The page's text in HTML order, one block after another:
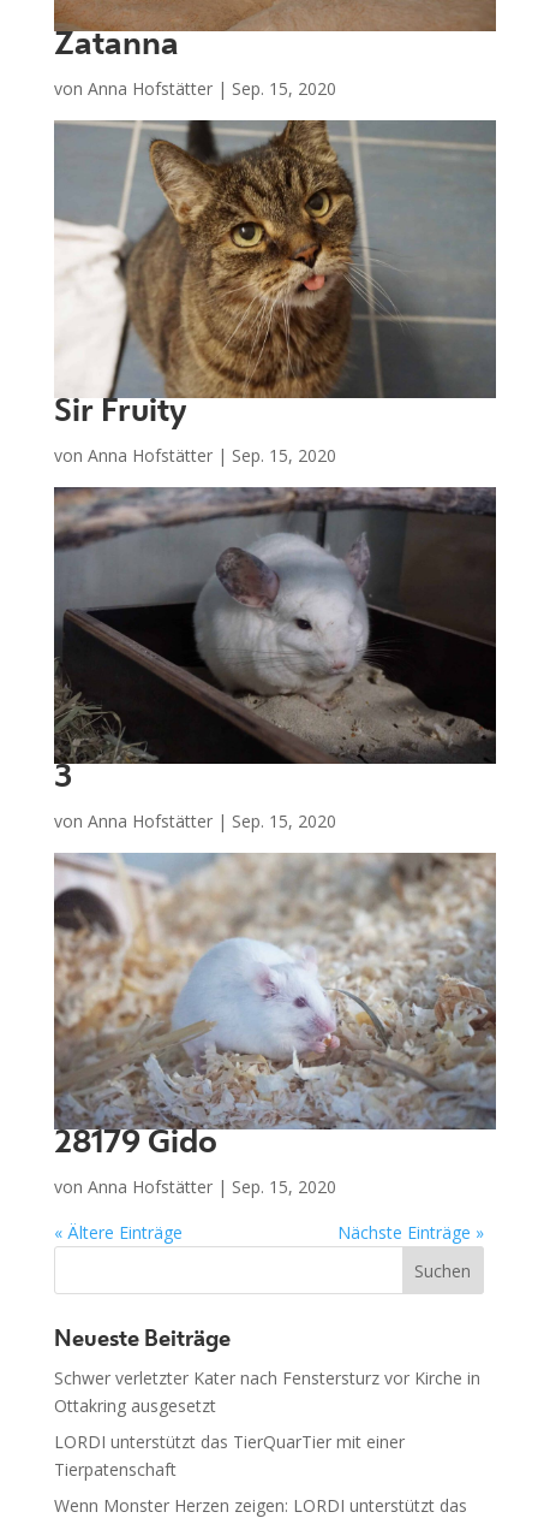
Zatanna
von Anna Hofstätter| Sep. 15, 2020
Sir Fruity
von Anna Hofstätter| Sep. 15, 2020
3
von Anna Hofstätter| Sep. 15, 2020
28179 Gido
von Anna Hofstätter| Sep. 15, 2020
« Ältere Einträge
Nächste Einträge »
Neueste Beiträge
Schwer verletzter Kater nach Fenstersturz vor Kirche in
Ottakring ausgesetzt
LORDI unterstützt das TierQuarTier mit einer
Tierpatenschaft
Wenn Monster Herzen zeigen: LORDI unterstützt das